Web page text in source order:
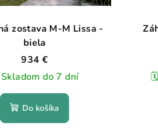
zostava M-M Lissa -
biela
934 €
do 7 dní
Do košíka